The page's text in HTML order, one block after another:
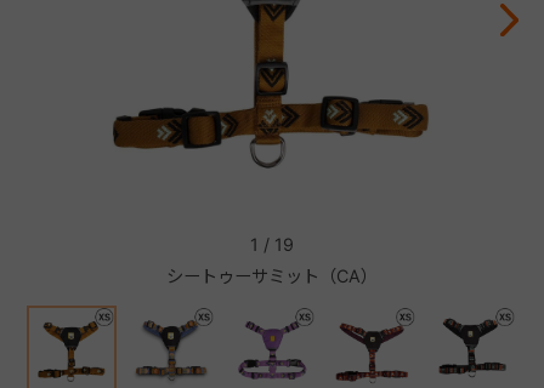
シートゥーサミット（CA）
1 / 19